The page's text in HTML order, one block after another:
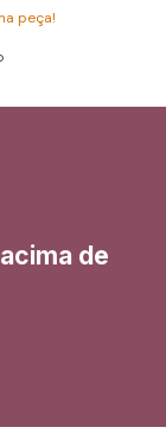
peça!
de